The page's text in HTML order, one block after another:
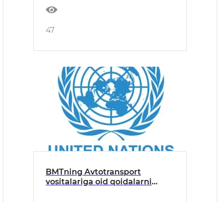
47
BMTning Avtotransport
vositalariga oid qoidalarni